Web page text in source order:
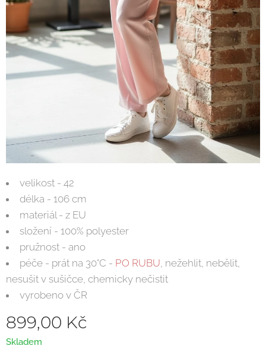
velikost - 42
délka - 106 cm
materiál - z EU
složení - 100% polyester
pružnost - ano
péče - prát na 30°C - PO RUBU, nežehlit, nebělit,
nesušit v sušičce, chemicky nečistit
vyrobeno v ČR
899,00 Kč
Skladem